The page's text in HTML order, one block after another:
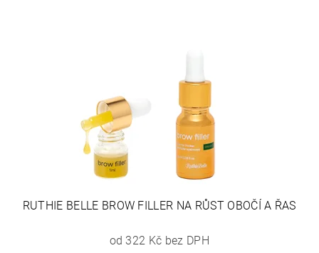
RUTHIE BELLE BROW FILLER NA RŮST OBOČÍ A ŘAS
od 322 Kč bez DPH